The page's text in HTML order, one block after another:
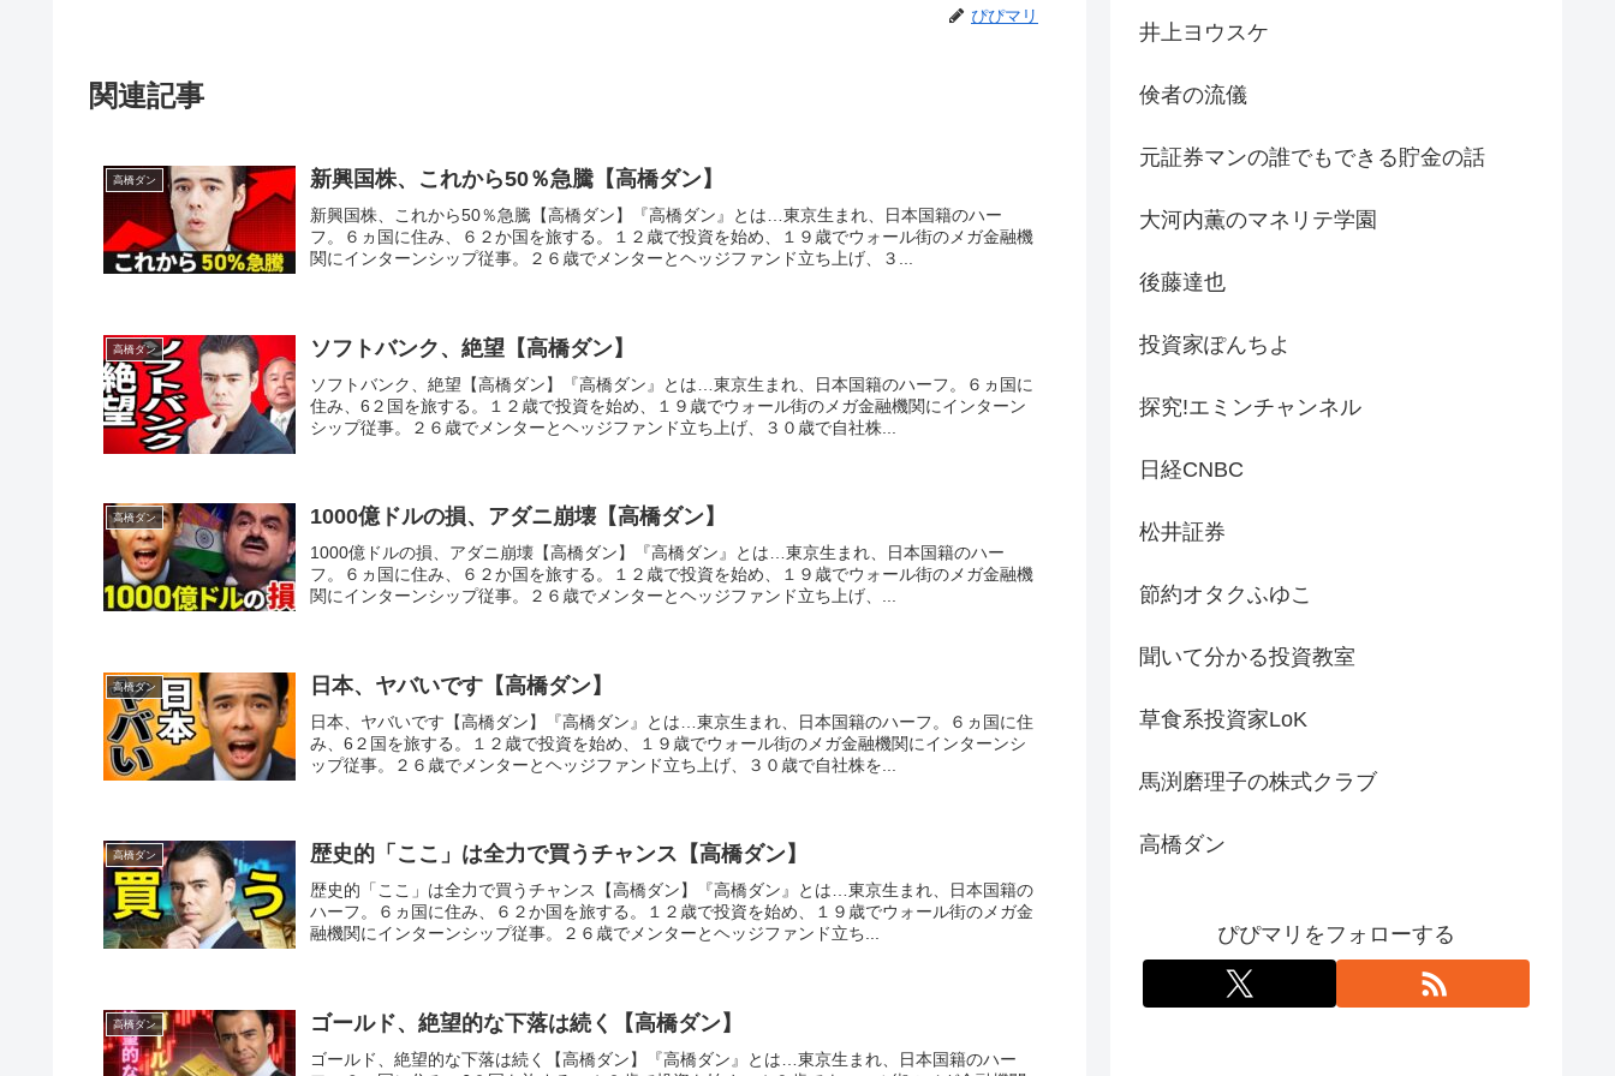
ぴぴマリ
関連記事
高橋ダン 新興国株、これから50％急騰【高橋ダン】
新興国株、これから50％急騰【高橋ダン】『高橋ダン』とは…東京生まれ、日本国籍のハー
フ。６ヵ国に住み、６２か国を旅する。１２歳で投資を始め、１９歳でウォール街のメガ金融機
関にインターンシップ従事。２６歳でメンターとヘッジファンド立ち上げ、３...
高橋ダン ソフトバンク、絶望【高橋ダン】
ソフトバンク、絶望【高橋ダン】『高橋ダン』とは…東京生まれ、日本国籍のハーフ。６ヵ国に
住み、6２国を旅する。１２歳で投資を始め、１９歳でウォール街のメガ金融機関にインターン
シップ従事。２６歳でメンターとヘッジファンド立ち上げ、３０歳で自社株...
高橋ダン 1000億ドルの損、アダニ崩壊【高橋ダン】
1000億ドルの損、アダニ崩壊【高橋ダン】『高橋ダン』とは…東京生まれ、日本国籍のハー
フ。６ヵ国に住み、６２か国を旅する。１２歳で投資を始め、１９歳でウォール街のメガ金融機
関にインターンシップ従事。２６歳でメンターとヘッジファンド立ち上げ、...
高橋ダン 日本、ヤバいです【高橋ダン】
日本、ヤバいです【高橋ダン】『高橋ダン』とは…東京生まれ、日本国籍のハーフ。６ヵ国に住
み、6２国を旅する。１２歳で投資を始め、１９歳でウォール街のメガ金融機関にインターンシ
ップ従事。２６歳でメンターとヘッジファンド立ち上げ、３０歳で自社株を...
高橋ダン 歴史的「ここ」は全力で買うチャンス【高橋ダン】
歴史的「ここ」は全力で買うチャンス【高橋ダン】『高橋ダン』とは…東京生まれ、日本国籍の
ハーフ。６ヵ国に住み、６２か国を旅する。１２歳で投資を始め、１９歳でウォール街のメガ金
融機関にインターンシップ従事。２６歳でメンターとヘッジファンド立ち...
高橋ダン ゴールド、絶望的な下落は続く【高橋ダン】
ゴールド、絶望的な下落は続く【高橋ダン】『高橋ダン』とは…東京生まれ、日本国籍のハー
井上ヨウスケ
倹者の流儀
元証券マンの誰でもできる貯金の話
大河内薫のマネリテ学園
後藤達也
投資家ぽんちよ
探究!エミンチャンネル
日経CNBC
松井証券
節約オタクふゆこ
聞いて分かる投資教室
草食系投資家LoK
馬渕磨理子の株式クラブ
高橋ダン
ぴぴマリをフォローする